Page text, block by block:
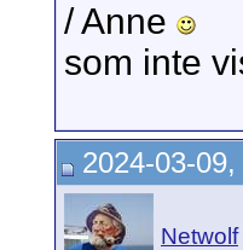
/ Anne
som inte
2024-03-
Netwolf